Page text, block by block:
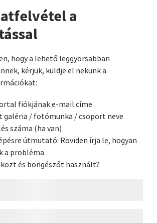
a
hogy a lehető leggyorsabban
kérjük, küldje el nekünk a
fiókjának e-mail címe
galéria / fotómunka / csoport neve
száma (ha van)
útmutató: Röviden írja le, hogyan
a probléma
és böngészőt használt?